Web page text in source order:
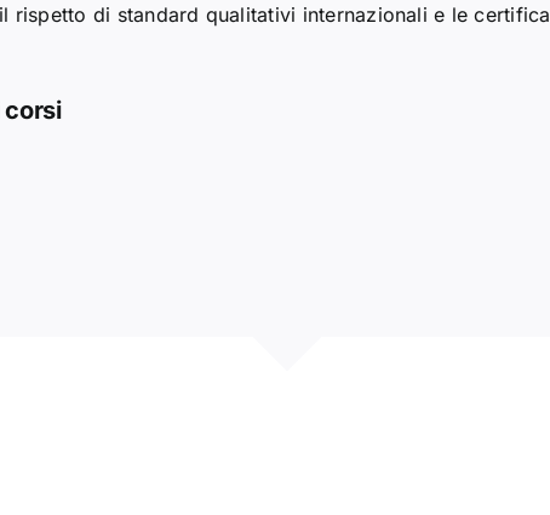
rispetto di standard qualitativi internazionali e le
corsi